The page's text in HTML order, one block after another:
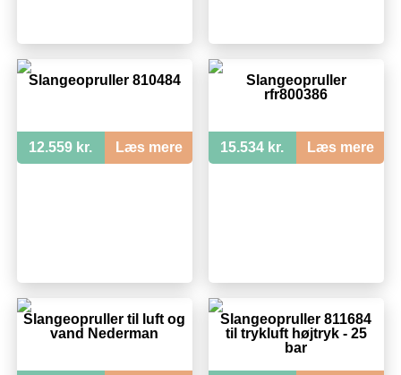
Slangeopruller 810484
12.559 kr. Læs mere
Slangeopruller
rfr800386
15.534 kr. Læs mere
Slangeopruller til luft og
vand Nederman
Slangeopruller 811684
til trykluft højtryk - 25
bar